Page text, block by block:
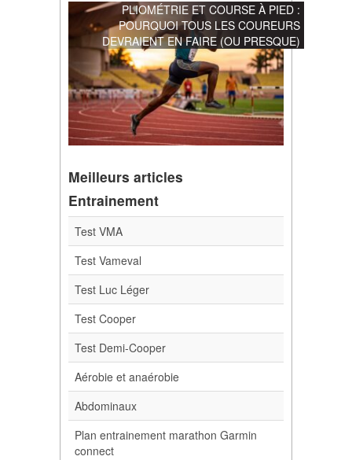
PLIOMÉTRIE ET COURSE À PIED :
POURQUOI TOUS LES COUREURS
DEVRAIENT EN FAIRE (OU PRESQUE)
Meilleurs articles
Entrainement
Test VMA
Test Vameval
Test Luc Léger
Test Cooper
Test Demi-Cooper
Aérobie et anaérobie
Abdominaux
Plan entrainement marathon Garmin
connect